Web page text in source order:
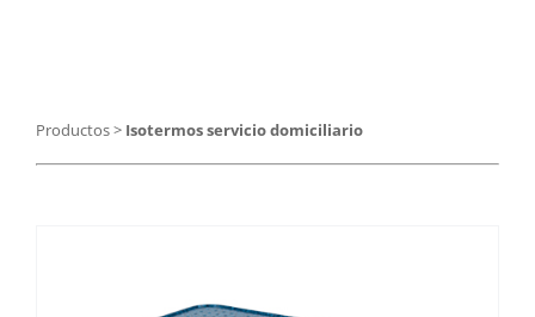
91 629 17 10
Productos> Isotermos servicio domiciliario